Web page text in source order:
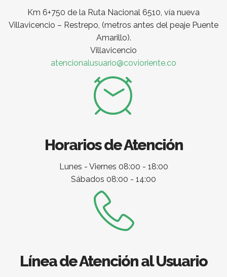
Km 6+750 de la Ruta Nacional 6510, vía nueva
Villavicencio – Restrepo, (metros antes del peaje Puente
Amarillo).
Villavicencio
atencionalusuario@covioriente.co
Horarios de Atención
Lunes - Viernes 08:00 - 18:00
Sábados 08:00 - 14:00
Línea de Atención al Usuario